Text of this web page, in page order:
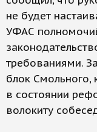
не будет
УФАС
требованиями.
блок Смольного,
в состоянии
волокиту